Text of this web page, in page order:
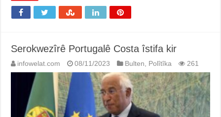
Serokwezîrê Portugalê Costa îstifa kir
infowelat.com 08/11/2023 Bulten Polîtîka 261